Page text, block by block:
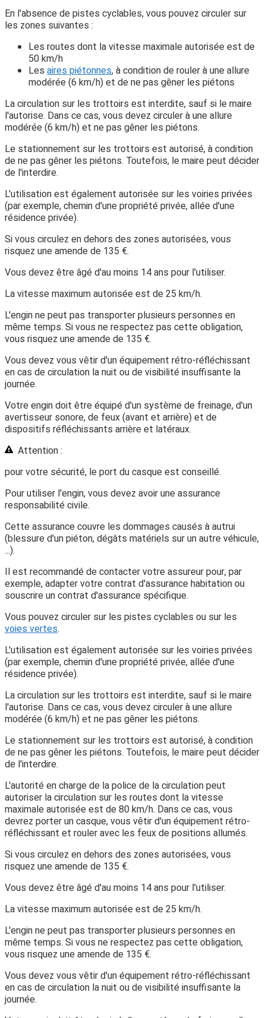
En l'absence de pistes cyclables, vous pouvez circuler sur
les zones suivantes :
Les routes dont la vitesse maximale autorisée est de
50 km/h
Les aires piétonnes, à condition de rouler à une allure
modérée (6 km/h) et de ne pas gêner les piétons
La circulation sur les trottoirs est interdite, sauf si le maire
l'autorise. Dans ce cas, vous devez circuler à une allure
modérée (6 km/h) et ne pas gêner les piétons.
Le stationnement sur les trottoirs est autorisé, à condition
de ne pas gêner les piétons. Toutefois, le maire peut décider
de l'interdire.
L'utilisation est également autorisée sur les voiries privées
(par exemple, chemin d'une propriété privée, allée d'une
résidence privée).
Si vous circulez en dehors des zones autorisées, vous
risquez une amende de 135 €.
Vous devez être âgéd'au moins 14 ans pour l'utiliser.
Lavitesse maximumautorisée est de25 km/h.
L'engin ne peut pas transporter plusieurs personnes en
même temps. Si vous ne respectez pas cette obligation,
vous risquez une amende de 135 €.
Vous devez vous vêtir d'un équipement rétro-réfléchissant
en cas de circulation la nuit ou de visibilité insuffisante la
journée.
Votre engin doit être équipé d'un système de freinage, d'un
avertisseur sonore, de feux (avant et arrière) et de
dispositifs réfléchissants arrière et latéraux.
Attention :
pour votre sécurité, le port du casque est conseillé.
Pour utiliser l'engin, vous devez avoir une assurance
responsabilité civile.
Cette assurance couvre les dommages causés à autrui
(blessure d'un piéton, dégâts matériels sur un autre véhicule,
...).
Il est recommandé de contacter votre assureur pour, par
exemple, adapter votre contrat d'assurance habitation ou
souscrire un contrat d'assurance spécifique.
Vous pouvez circuler sur les pistes cyclables ou sur les
voies vertes.
L'utilisation est également autorisée sur les voiries privées
(par exemple, chemin d'une propriété privée, allée d'une
résidence privée).
La circulation sur les trottoirs est interdite, sauf si le maire
l'autorise. Dans ce cas, vous devez circuler à une allure
modérée (6 km/h) et ne pas gêner les piétons.
Le stationnement sur les trottoirs est autorisé, à condition
de ne pas gêner les piétons. Toutefois, le maire peut décider
de l'interdire.
L'autorité en charge de la police de la circulation peut
autoriser la circulation sur les routes dont la vitesse
maximale autorisée est de 80 km/h. Dans ce cas, vous
devrez porter un casque, vous vêtir d'un équipement rétro-
réfléchissant et rouler avec les feux de positions allumés.
Si vous circulez en dehors des zones autorisées, vous
risquez une amende de 135 €.
Vous devez être âgéd'au moins 14 ans pour l'utiliser.
Lavitesse maximumautorisée est de25 km/h.
L'engin ne peut pas transporter plusieurs personnes en
même temps. Si vous ne respectez pas cette obligation,
vous risquez une amende de 135 €.
Vous devez vous vêtir d'un équipement rétro-réfléchissant
en cas de circulation la nuit ou de visibilité insuffisante la
journée.